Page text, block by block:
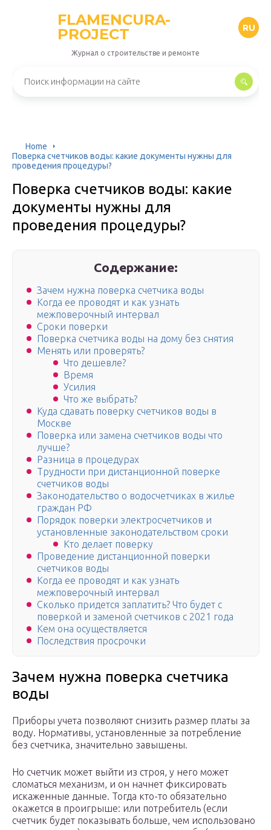
FLAMENCURA-
PROJECT
RU
Журнал о строительстве и ремонте
Home
Поверка счетчиков воды: какие документы нужны для
проведения процедуры?
Поверка счетчиков воды: какие
документы нужны для
проведения процедуры?
Содержание:
Зачем нужна поверка счетчика воды
Когда ее проводят и как узнать
межповерочный интервал
Сроки поверки
Поверка счетчика воды на дому без снятия
Менять или проверять?
Что дешевле?
Время
Усилия
Что же выбрать?
Куда сдавать поверку счетчиков воды в
Москве
Поверка или замена счетчиков воды что
лучше?
Разница в процедурах
Трудности при дистанционной поверке
счетчиков воды
Законодательство о водосчетчиках в жилье
граждан РФ
Порядок поверки электросчетчиков и
установленные законодательством сроки
Кто делает поверку
Проведение дистанционной поверки
счетчиков воды
Когда ее проводят и как узнать
межповерочный интервал
Сколько придется заплатить? Что будет с
поверкой и заменой счетчиков с 2021 года
Кем она осуществляется
Последствия просрочки
Зачем нужна поверка счетчика
воды
Приборы учета позволяют снизить размер платы за
воду. Нормативы, установленные за потребление
без счетчика, значительно завышены.
Но счетчик может выйти из строя, у него может
сломаться механизм, и он начнет фиксировать
искаженные данные. Тогда кто-то обязательно
окажется в проигрыше: или потребитель (если
счетчик будет показывать больше, чем использовано